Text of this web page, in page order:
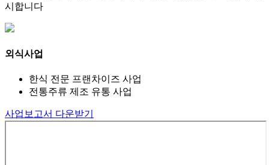
시합니다
외식사업
한식 전문 프랜차이즈 사업
전통주류 제조 유통 사업
사업보고서 다운받기